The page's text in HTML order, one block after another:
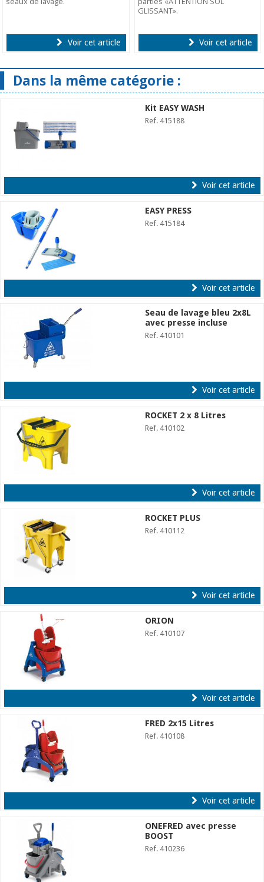
Voir cet article
GLISSANT».
Voir cet article
Dans la même catégorie :
Kit EASY WASH
Ref. 415188
Voir cet article
EASY PRESS
Ref. 415184
Voir cet article
Seau de lavage bleu 2x8L
avec presse incluse
Ref. 410101
Voir cet article
ROCKET 2 x 8 Litres
Ref. 410102
Voir cet article
ROCKET PLUS
Ref. 410112
Voir cet article
ORION
Ref. 410107
Voir cet article
FRED 2x15 Litres
Ref. 410108
Voir cet article
ONEFRED avec presse
BOOST
Ref. 410236